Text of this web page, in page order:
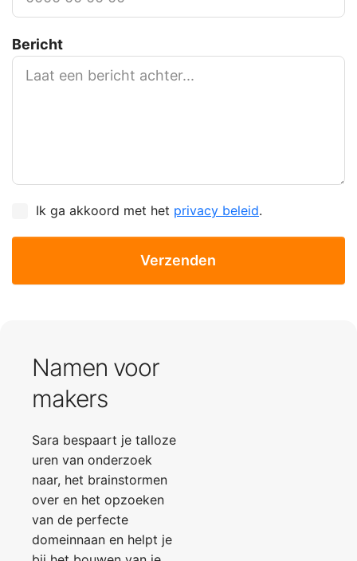
Bericht
Ik ga akkoord met het privacy beleid.
Verzenden
Namen voor
makers
Sara bespaart je talloze
uren van onderzoek
naar, het brainstormen
over en het opzoeken
van de perfecte
domeinnaan en helpt je